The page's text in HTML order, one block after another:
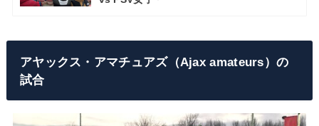
アヤックス・アマチュアズ（Ajax amateurs）の
試合